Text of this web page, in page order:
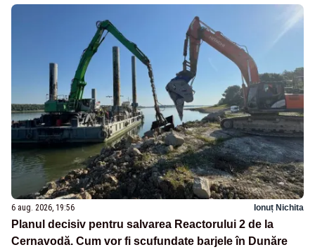
6 aug. 2026, 19:56 Ionuț Nichita
Planul decisiv pentru salvarea Reactorului 2 de la
Cernavodă. Cum vor fi scufundate barjele în Dunăre